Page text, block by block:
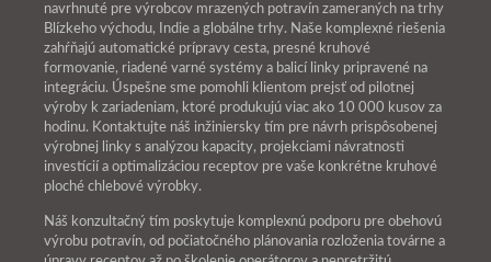
navrhnuté pre výrobcov mrazených potravín zameraných na trhy
Blízkeho východu, Indie a globálne trhy. Naše komplexné riešenia
zahŕňajú automatické prípravy cesta, presné kruhové
formovanie, riadené varné systémy a balicí linky pripravené na
integráciu. Úspešne sme pomohli klientom prejsť od pilotnej
výroby k zariadeniam, ktoré produkujú viac ako 10 000 kusov za
hodinu. Kontaktujte náš inžiniersky tím pre návrh prispôsobenej
výrobnej linky s analýzou kapacity, projekciami návratnosti
investícií a optimalizáciou receptov pre vaše konkrétne kruhové
ploché chlebové výrobky.
Náš konzultačný tím poskytuje komplexnú podporu pre obehovú
výrobu potravín, od počiatočného plánovania rozloženia továrne a